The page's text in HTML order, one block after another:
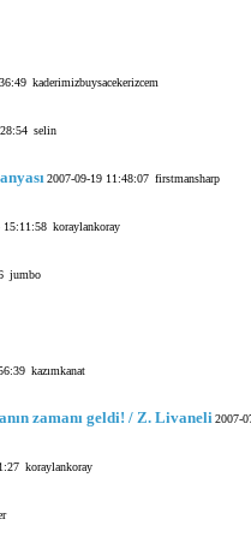
kaderimizbuysacekerizcem
selin
2007-09-19 11:48:07 firstmansharp
15:11:58 koraylankoray
jumbo
kazımkanat
zamanı geldi! / Z. Livaneli2007-
koraylankoray